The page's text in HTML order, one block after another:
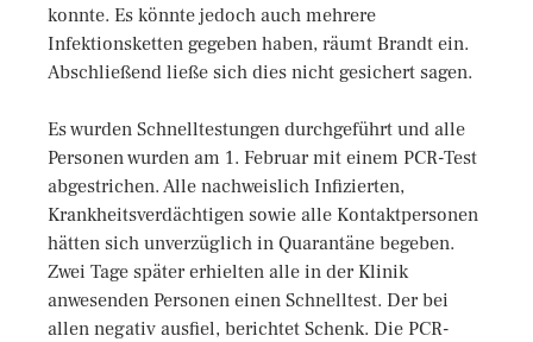
konnte. Es könnte jedoch auch mehrere
Infektionsketten gegeben haben, räumt Brandt ein.
Abschließend ließe sich dies nicht gesichert sagen.
Es wurden Schnelltestungen durchgeführt und alle
Personen wurden am 1. Februar mit einem PCR-Test
abgestrichen. Alle nachweislich Infizierten,
Krankheitsverdächtigen sowie alle Kontaktpersonen
hätten sich unverzüglich in Quarantäne begeben.
Zwei Tage später erhielten alle in der Klinik
anwesenden Personen einen Schnelltest. Der bei
allen negativ ausfiel, berichtet Schenk. Die PCR-